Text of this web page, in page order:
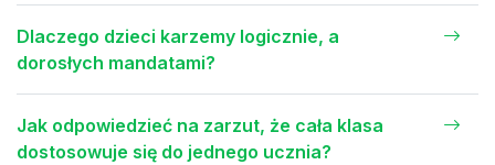
Dlaczego dzieci karzemy logicznie, a
dorosłych mandatami?
Jak odpowiedzieć na zarzut, że cała klasa
dostosowuje się do jednego ucznia?